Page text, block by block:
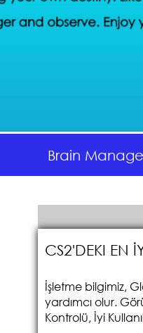
Brain
CS2'DEKI EN
İşletme bilgimiz,
yardımcı olur.
Kontrolü, İyi